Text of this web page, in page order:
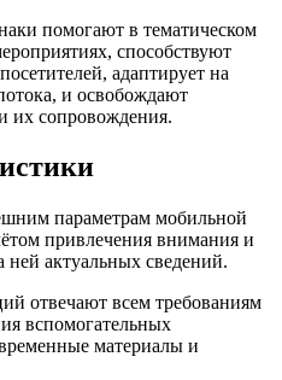
помогают в тематическом
способствуют
адаптирует на
и освобождают
их сопровождения.
параметрам мобильной
привлечения внимания и
ней актуальных сведений.
отвечают всем требованиям
вспомогательных
материалы и